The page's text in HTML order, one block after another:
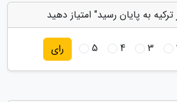
به پایان رسید" امتیاز دهید
3
4
5 رای